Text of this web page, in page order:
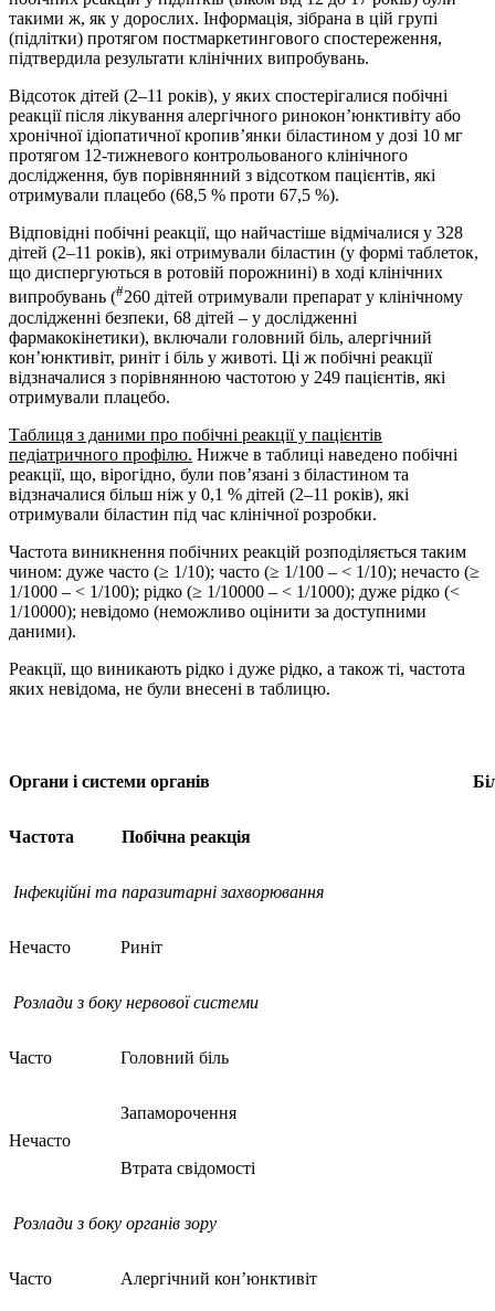
такими ж, як у дорослих. Інформація, зібрана в цій групі
(підлітки) протягом постмаркетингового спостереження,
підтвердила результати клінічних випробувань.
Відсоток дітей (2–11 років), у яких спостерігалися побічні
реакції після лікування алергічного ринокон’юнктивіту або
хронічної ідіопатичної кропив’янки біластином у дозі 10 мг
протягом 12-тижневого контрольованого клінічного
дослідження, був порівнянний з відсотком пацієнтів, які
отримували плацебо (68,5 % проти 67,5 %).
Відповідні побічні реакції, що найчастіше відмічалися у 328
дітей (2–11 років), які отримували біластин (у формі таблеток,
що диспергуються в ротовій порожнині) в ході клінічних
випробувань (#260 дітей отримували препарат у клінічному
дослідженні безпеки, 68 дітей – у дослідженні
фармакокінетики), включали головний біль, алергічний
кон’юнктивіт, риніт і біль у животі. Ці ж побічні реакції
відзначалися з порівнянною частотою у 249 пацієнтів, які
отримували плацебо.
Таблиця з даними про побічні реакції у пацієнтів
педіатричного профілю. Нижче в таблиці наведено побічні
реакції, що, вірогідно, були пов’язані з біластином та
відзначалися більш ніж у 0,1 % дітей (2–11 років), які
отримували біластин під час клінічної розробки.
Частота виникнення побічних реакцій розподіляється таким
чином: дуже часто (≥ 1/10); часто (≥ 1/100 – < 1/10); нечасто (≥
1/1000 – < 1/100); рідко (≥ 1/10000 – < 1/1000); дуже рідко (<
1/10000); невідомо (неможливо оцінити за доступними
даними).
Реакції, що виникають рідко і дуже рідко, а також ті, частота
яких невідома, не були внесені в таблицю.
Органи і системи органів
Частота Побічна реакція
Інфекційні та паразитарні захворювання
Нечасто Риніт
Розлади з боку нервової системи
Часто Головний біль
Нечасто
Запаморочення
Втрата свідомості
Розладиз боку органів зору
Часто Алергічний кон’юнктивіт